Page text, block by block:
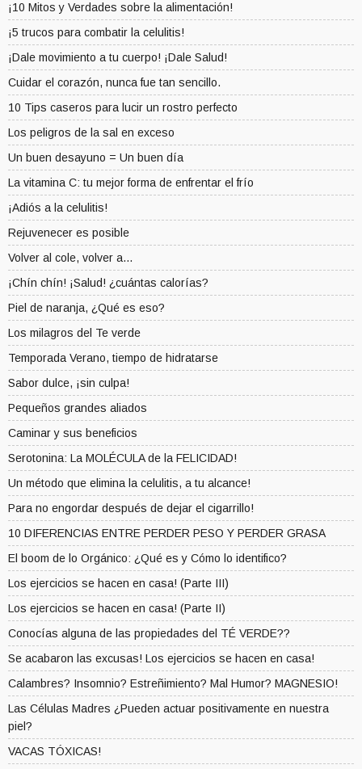
¡10 Mitos y Verdades sobre la alimentación!
¡5 trucos para combatir la celulitis!
¡Dale movimiento a tu cuerpo! ¡Dale Salud!
Cuidar el corazón, nunca fue tan sencillo.
10 Tips caseros para lucir un rostro perfecto
Los peligros de la sal en exceso
Un buen desayuno = Un buen día
La vitamina C: tu mejor forma de enfrentar el frío
¡Adiós a la celulitis!
Rejuvenecer es posible
Volver al cole, volver a...
¡Chín chín! ¡Salud! ¿cuántas calorías?
Piel de naranja, ¿Qué es eso?
Los milagros del Te verde
Temporada Verano, tiempo de hidratarse
Sabor dulce, ¡sin culpa!
Pequeños grandes aliados
Caminar y sus beneficios
Serotonina: La MOLÉCULA de la FELICIDAD!
Un método que elimina la celulitis, a tu alcance!
Para no engordar después de dejar el cigarrillo!
10 DIFERENCIAS ENTRE PERDER PESO Y PERDER GRASA
El boom de lo Orgánico: ¿Qué es y Cómo lo identifico?
Los ejercicios se hacen en casa! (Parte III)
Los ejercicios se hacen en casa! (Parte II)
Conocías alguna de las propiedades del TÉ VERDE??
Se acabaron las excusas! Los ejercicios se hacen en casa!
Calambres? Insomnio? Estreñimiento? Mal Humor? MAGNESIO!
Las Células Madres ¿Pueden actuar positivamente en nuestra
piel?
VACAS TÓXICAS!